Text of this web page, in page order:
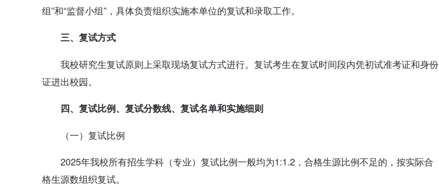
组”和“监督小组”，具体负责组织实施本单位的复试和录取工作。
三、复试方式
我校研究生复试原则上采取现场复试方式进行。复试考生在复试时间段内凭初试准考证和身份
证进出校园。
四、复试比例、复试分数线、复试名单和实施细则
（一）复试比例
2025年我校所有招生学科（专业）复试比例一般均为1:1.2，合格生源比例不足的，按实际合
格生源数组织复试。